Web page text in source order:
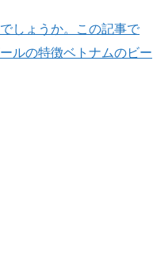
しょうか。この記事で
ルの特徴ベトナムのビー